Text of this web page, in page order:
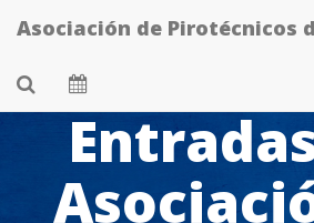
Skip
to
main
content
Asociación de Pirotécnicos